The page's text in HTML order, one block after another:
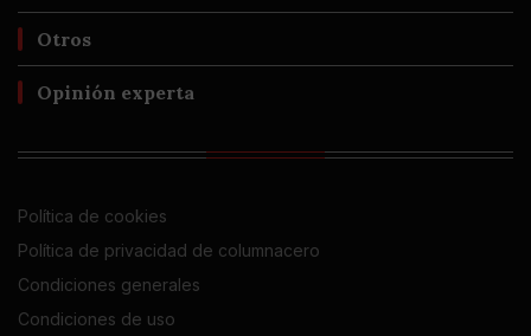
Otros
Opinión experta
Política de cookies
Política de privacidad de columnacero
Condiciones generales
Condiciones de uso